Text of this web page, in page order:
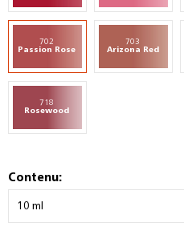
702
Passion Rose
703
Arizona Red
718
Rosewood
Contenu: